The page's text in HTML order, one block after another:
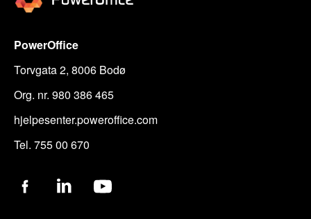
PowerOffice
Torvgata 2, 8006 Bodø
Org. nr. 980 386 465
hjelpesenter.poweroffice.com
Tel. 755 00 670